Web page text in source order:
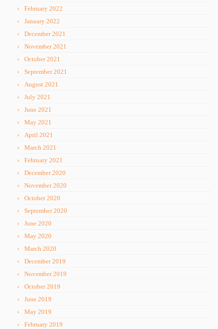
February 2022
January 2022
December 2021
November 2021
October 2021
September 2021
August 2021
July 2021
June 2021
May 2021
April 2021
March 2021
February 2021
December 2020
November 2020
October 2020
September 2020
June 2020
May 2020
March 2020
December 2019
November 2019
October 2019
June 2019
May 2019
February 2019